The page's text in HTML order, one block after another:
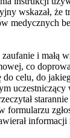
wskazał, że
medycznych
i małą
co
celu, do
uczestniczący
formularzu
informacji